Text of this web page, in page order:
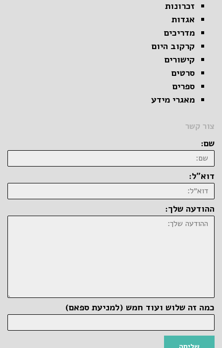
זכרונות
אגדות
מדריכים
קרקוב היום
קישורים
סרטים
ספרים
מאגרי מידע
צור קשר
שם:
דוא״ל:
ההודעה שלך:
כמה זה שלוש ועוד חמש (למניעת ספאם)